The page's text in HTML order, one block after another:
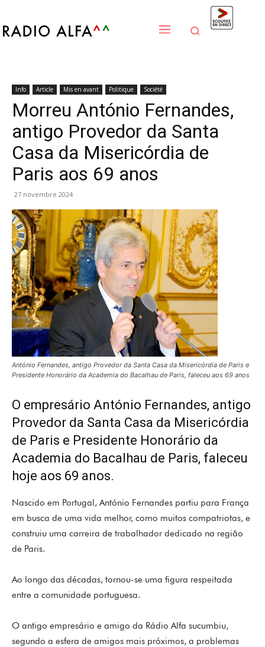
Info Article Mis en avant Politique Société
Morreu António Fernandes,
antigo Provedor da Santa
Casa da Misericórdia de
Paris aos 69 anos
27 novembre 2024
António Fernandes, antigo Provedor da Santa Casa da Misericórdia de Paris e
Presidente Honorário da Academia do Bacalhau de Paris, faleceu aos 69 anos
O empresário António Fernandes, antigo
Provedor da Santa Casa da Misericórdia
de Paris e Presidente Honorário da
Academia do Bacalhau de Paris, faleceu
hoje aos 69 anos.
Nascido em Portugal, António Fernandes partiu para França
em busca de uma vida melhor, como muitos compatriotas, e
construiu uma carreira de trabalhador dedicado na região
de Paris.
Ao longo das décadas, tornou-se uma figura respeitada
entre a comunidade portuguesa.
O antigo empresário e amigo da Rádio Alfa sucumbiu,
segundo a esfera de amigos mais próximos, a problemas